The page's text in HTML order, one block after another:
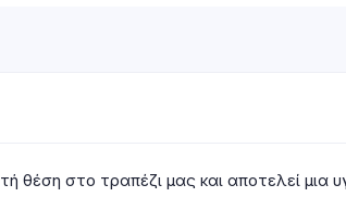
στο τραπέζι μας και αποτελεί μια